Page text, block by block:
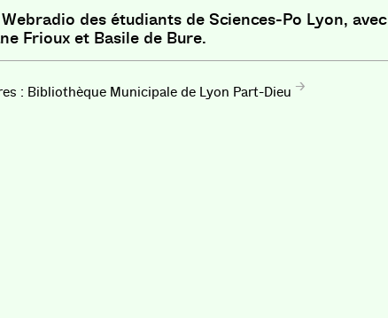
des étudiants de Sciences-Po Lyon, avec
Frioux et Basile de Bure.
Bibliothèque Municipale de Lyon Part-Dieu